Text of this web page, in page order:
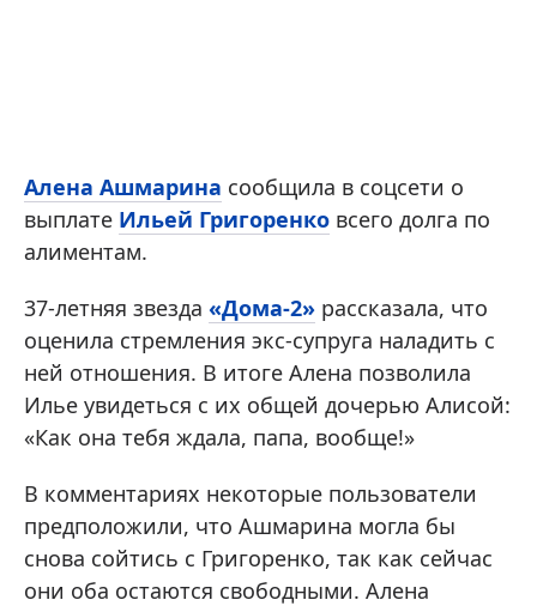
Алена Ашмарина сообщила в соцсети о
выплате Ильей Григоренко всего долга по
алиментам.
37-летняя звезда «Дома-2» рассказала, что
оценила стремления экс-супруга наладить с
ней отношения. В итоге Алена позволила
Илье увидеться с их общей дочерью Алисой:
«Как она тебя ждала, папа, вообще!»
В комментариях некоторые пользователи
предположили, что Ашмарина могла бы
снова сойтись с Григоренко, так как сейчас
они оба остаются свободными. Алена